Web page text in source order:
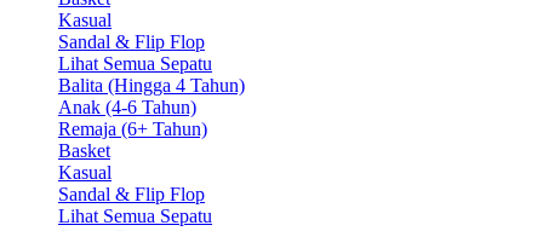
Kasual
Sandal & Flip Flop
Lihat Semua Sepatu
Balita (Hingga 4 Tahun)
Anak (4-6 Tahun)
Remaja (6+ Tahun)
Basket
Kasual
Sandal & Flip Flop
Lihat Semua Sepatu